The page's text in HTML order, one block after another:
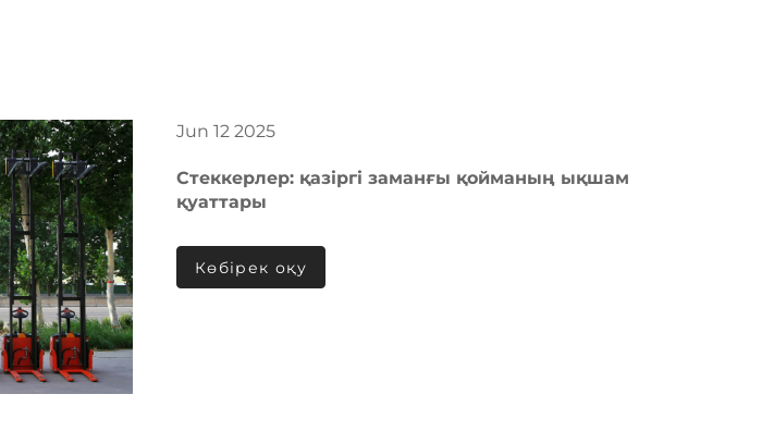
Jun 12 2025
Стеккерлер: қазіргі заманғы қойманың ықшам
қуаттары
Көбірек оқу